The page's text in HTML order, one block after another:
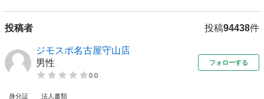
投稿者 投稿94438件
ジモスポ名古屋守山店
男性
0.0
フォローする
身分証 法人書類